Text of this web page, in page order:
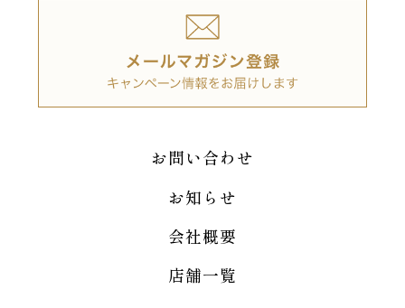
お問い合わせ
お知らせ
会社概要
店舗一覧